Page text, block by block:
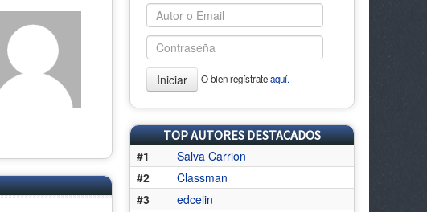
Iniciar O bien regístrateaquí.
TOP AUTORES DESTACADOS
#1
Salva Carrion
#2
Classman
#3
edcelin